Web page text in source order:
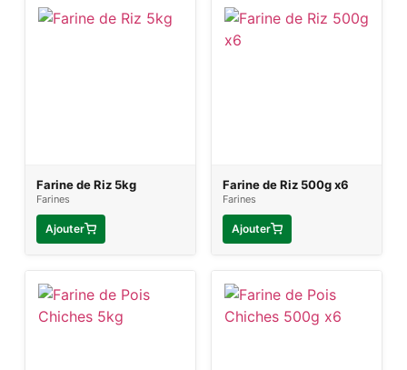
Farine de Riz 5kg
Farines
Ajouter
Farine de Riz 500g x6
Farines
Ajouter